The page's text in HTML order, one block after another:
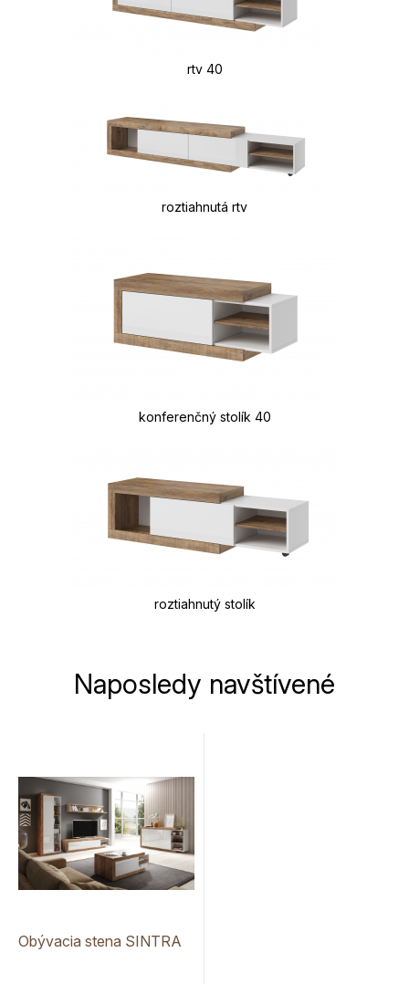
rtv 40
roztiahnutá rtv
konferenčný stolík 40
roztiahnutý stolík
Naposledy navštívené
Obývacia stena SINTRA